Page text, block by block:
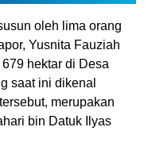
oleh lima orang
Yusnita Fauziah
hektar di Desa
saat ini dikenal
merupakan
bin Datuk Ilyas